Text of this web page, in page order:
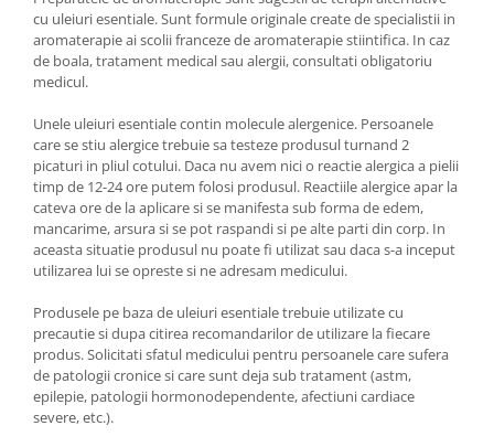
cu uleiuri esentiale. Sunt formule originale create de specialistii in
aromaterapie ai scolii franceze de aromaterapie stiintifica. In caz
de boala, tratament medical sau alergii, consultati obligatoriu
medicul.
Unele uleiuri esentiale contin molecule alergenice. Persoanele
care se stiu alergice trebuie sa testeze produsul turnand 2
picaturi in pliul cotului. Daca nu avem nici o reactie alergica a pielii
timp de 12-24 ore putem folosi produsul. Reactiile alergice apar la
cateva ore de la aplicare si se manifesta sub forma de edem,
mancarime, arsura si se pot raspandi si pe alte parti din corp. In
aceasta situatie produsul nu poate fi utilizat sau daca s-a inceput
utilizarea lui se opreste si ne adresam medicului.
Produsele pe baza de uleiuri esentiale trebuie utilizate cu
precautie si dupa citirea recomandarilor de utilizare la fiecare
produs. Solicitati sfatul medicului pentru persoanele care sufera
de patologii cronice si care sunt deja sub tratament (astm,
epilepie, patologii hormonodependente, afectiuni cardiace
severe, etc.).